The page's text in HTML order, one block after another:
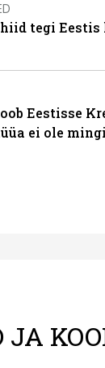
tegi Eestis
Eestisse
ei ole